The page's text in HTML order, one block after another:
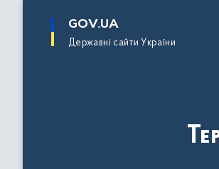
основного
GOV.UA
Державні сайти України